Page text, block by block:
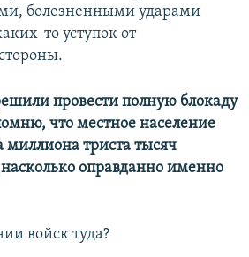
болезненными ударами
то уступок от
провести полную блокаду
что местное население
триста тысяч
оправданно именно
войск туда?